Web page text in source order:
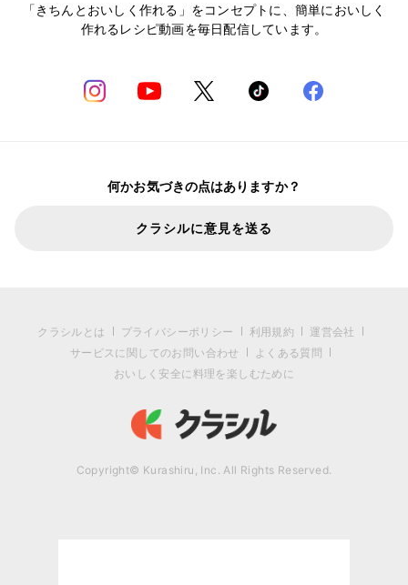
「きちんとおいしく作れる」をコンセプトに、簡単においしく
作れるレシピ動画を毎日配信しています。
何かお気づきの点はありますか？
クラシルに意見を送る
クラシルとは プライバシーポリシー 利用規約
運営会社
サービスに関してのお問い合わせ
よくある質問
おいしく安全に料理を楽しむために
Copyright© Kurashiru, Inc. All Rights Reserved.